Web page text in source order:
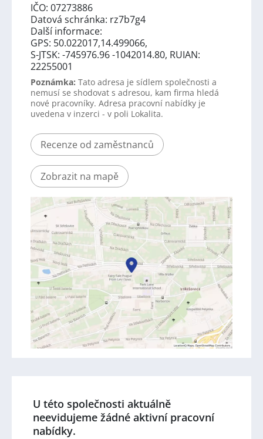
IČO: 07273886
Datová schránka: rz7b7g4
Další informace:
GPS: 50.022017,14.499066,
S-JTSK: -745976.96 -1042014.80, RUIAN:
22255001
Poznámka: Tato adresa je sídlem společnosti a
nemusí se shodovat s adresou, kam firma hledá
nové pracovníky. Adresa pracovní nabídky je
uvedena v inzerci - v poli Lokalita.
Recenze od zaměstnanců
Zobrazit na mapě
U této společnosti aktuálně
neevidujeme žádné aktivní pracovní
nabídky.